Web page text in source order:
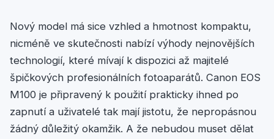
Nový model má sice vzhled a hmotnost kompaktu,
nicméně ve skutečnosti nabízí výhody nejnovějších
technologií, které mívají k dispozici až majitelé
špičkových profesionálních fotoaparátů. Canon EOS
M100 je připravený k použití prakticky ihned po
zapnutí a uživatelé tak mají jistotu, že nepropásnou
žádný důležitý okamžik. A že nebudou muset dělat